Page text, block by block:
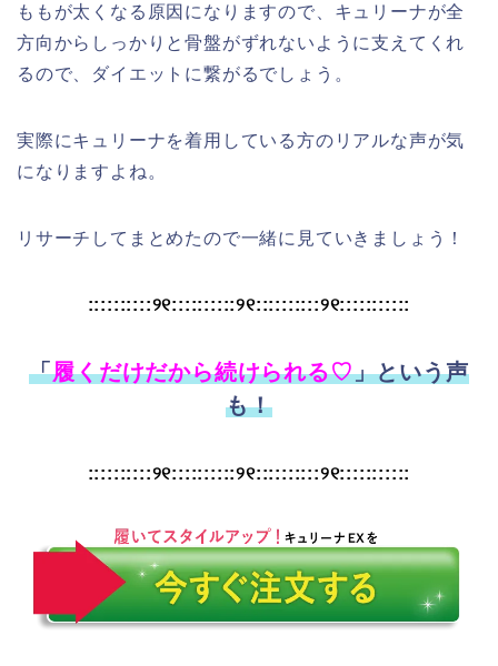
ももが太くなる原因になりますので、キュリーナが全
方向からしっかりと骨盤がずれないように支えてくれ
るので、ダイエットに繋がるでしょう。
実際にキュリーナを着用している方のリアルな声が気
になりますよね。
リサーチしてまとめたので一緒に見ていきましょう！
::::::::::୨୧::::::::::୨୧::::::::::୨୧:::::::::::
「履くだけだから続けられる♡」という声
も！
::::::::::୨୧::::::::::୨୧::::::::::୨୧:::::::::::